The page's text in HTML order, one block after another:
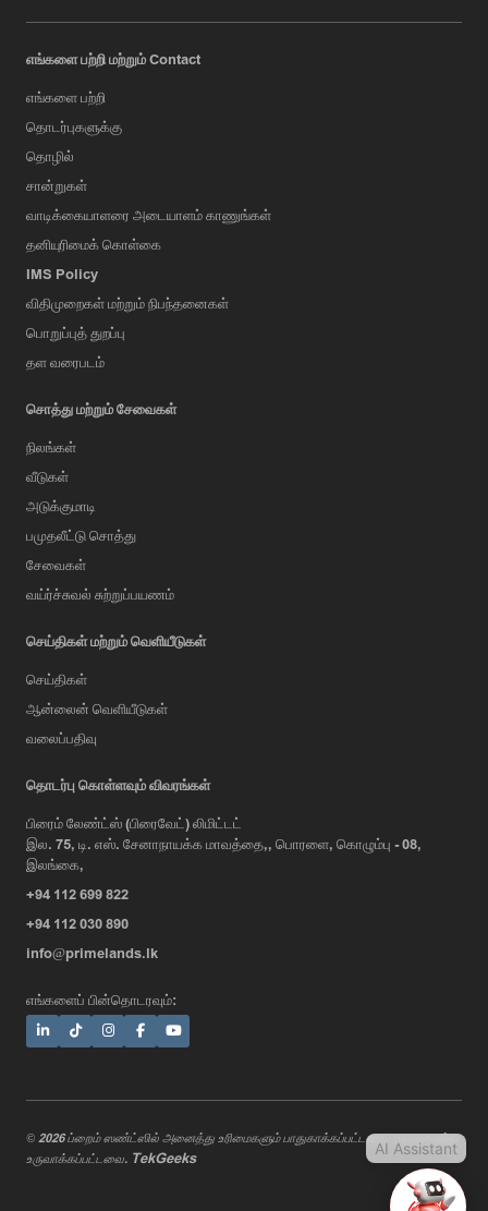
எங்களை பற்றி மற்றும் Contact
எங்களை பற்றி
தொடர்புகளுக்கு
தொழில்
சான்றுகள்
வாடிக்கையாளரை அடையாளம் காணுங்கள்
தனியுரிமைக் கொள்கை
IMS Policy
விதிமுறைகள் மற்றும் நிபந்தனைகள்
பொறுப்புத் துறப்பு
தள வரைபடம்
சொத்து மற்றும் சேவைகள்
நிலங்கள்
வீடுகள்
அடுக்குமாடி
பமுதலீட்டு சொத்து
சேவைகள்
வய்ர்ச்சுவல் சுற்றுப்பயணம்
செய்திகள் மற்றும் வெளியீடுகள்
செய்திகள்
ஆன்லைன் வெளியீடுகள்
வலைப்பதிவு
தொடர்பு கொள்ளவும் விவரங்கள்
பிரைம் லேண்ட்ஸ் (பிரைவேட்) லிமிட்டட்
இல. 75, டி. எஸ். சேனாநாயக்க மாவத்தை,, பொரளை, கொழும்பு - 08,
இலங்கை,
+94 112 699 822
+94 112 030 890
info@primelands.lk
எங்களைப் பின்தொடரவும்:
© 2026 ப்றைம் ஸண்ட்ஸில் அனைத்து உரிமைகளும் பாதுகாக்கப்பட்டவை. வடிவமைத்து
உருவாக்கப்பட்டவை. TekGeeks AI Assistant